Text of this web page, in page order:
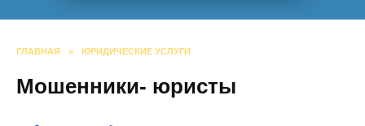
ГЛАВНАЯ » ЮРИДИЧЕСКИЕ УСЛУГИ
Мошенники- юристы